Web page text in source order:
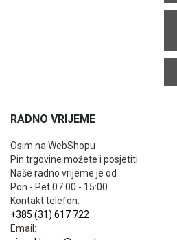
RADNO VRIJEME
Osim na WebShopu
Pin trgovine možete i posjetiti
Naše radno vrijeme je od
Pon - Pet 07:00 - 15:00
Kontakt telefon:
+385 (31) 617 722
Email: